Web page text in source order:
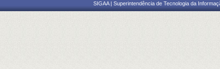
SIGAA | Superintendência de Tecnologia da